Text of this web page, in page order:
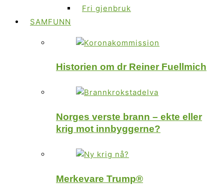
Fri gjenbruk
SAMFUNN
Historien om dr Reiner Fuellmich
Norges verste brann – ekte eller
krig mot innbyggerne?
Merkevare Trump®